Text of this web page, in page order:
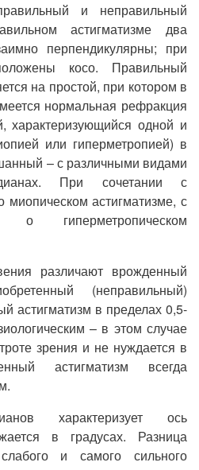
и неправильный
астигматизме два
перпендикулярны; при
косо. Правильный
на простой, при котором в
нормальная рефракция
характеризующийся одной и
или гиперметропией) в
– с различными видами
При сочетании с
миопическом астигматизме, с
о гиперметропическом
различают врожденный
(неправильный)
астигматизм в пределах 0,5-
– в этом случае
зрения и не нуждается в
астигматизм всегда
характеризует ось
в градусах. Разница
и самого сильного